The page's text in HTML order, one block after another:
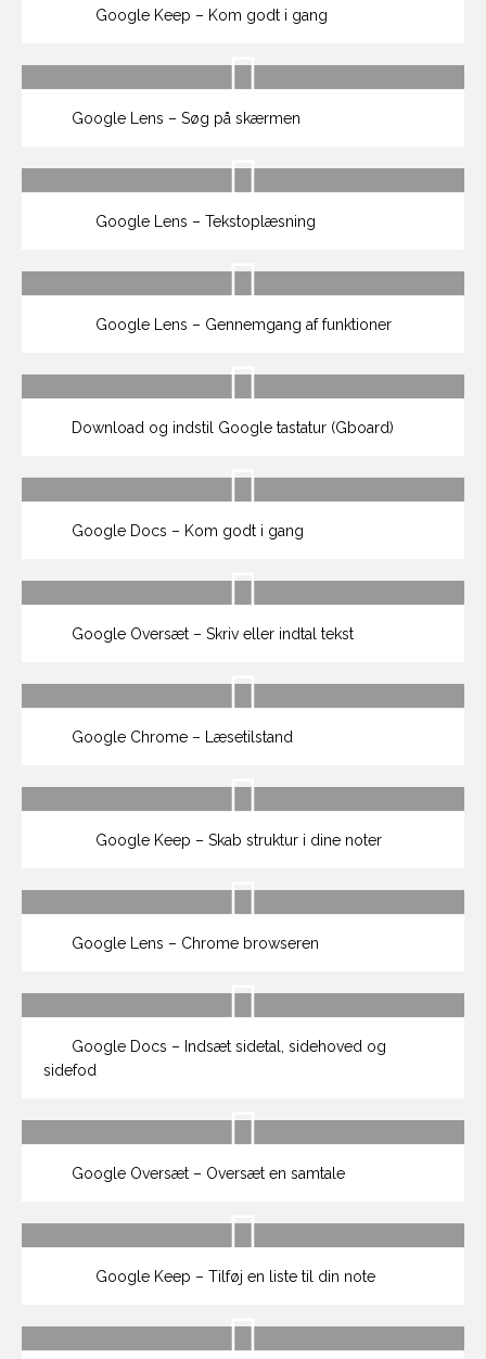
Google Keep – Kom godt i gang
Google Lens – Søg på skærmen
Google Lens – Tekstoplæsning
Google Lens – Gennemgang af funktioner
Download og indstil Google tastatur (Gboard)
Google Docs – Kom godt i gang
Google Oversæt – Skriv eller indtal tekst
Google Chrome – Læsetilstand
Google Keep – Skab struktur i dine noter
Google Lens – Chrome browseren
Google Docs – Indsæt sidetal, sidehoved og
sidefod
Google Oversæt – Oversæt en samtale
Google Keep – Tilføj en liste til din note